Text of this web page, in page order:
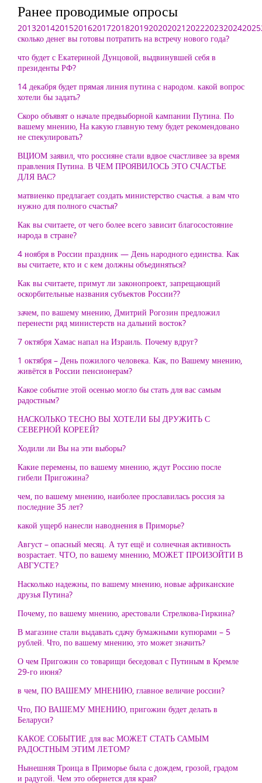
Ранее проводимые опросы
2013201420152016201720182019202020212022202320242025
сколько денег вы готовы потратить на встречу нового года?
что будет с Екатериной Дунцовой, выдвинувшей себя в
президенты РФ?
14 декабря будет прямая линия путина с народом. какой вопрос
хотели бы задать?
Скоро объявят о начале предвыборной кампании Путина. По
вашему мнению, На какую главную тему будет рекомендовано
не спекулировать?
ВЦИОМ заявил, что россияне стали вдвое счастливее за время
правления Путина. В ЧЕМ ПРОЯВИЛОСЬ ЭТО СЧАСТЬЕ
ДЛЯ ВАС?
матвиенко предлагает создать министерство счастья. а вам что
нужно для полного счастья?
Как вы считаете, от чего более всего зависит благосостояние
народа в стране?
4 ноября в России праздник — День народного единства. Как
вы считаете, кто и с кем должны объединяться?
Как вы считаете, примут ли законопроект, запрещающий
оскорбительные названия субъектов России??
зачем, по вашему мнению, Дмитрий Рогозин предложил
перенести ряд министерств на дальний восток?
7 октября Хамас напал на Израиль. Почему вдруг?
1 октября – День пожилого человека. Как, по Вашему мнению,
живётся в России пенсионерам?
Какое событие этой осенью могло бы стать для вас самым
радостным?
НАСКОЛЬКО ТЕСНО ВЫ ХОТЕЛИ БЫ ДРУЖИТЬ С
СЕВЕРНОЙ КОРЕЕЙ?
Ходили ли Вы на эти выборы?
Какие перемены, по вашему мнению, ждут Россию после
гибели Пригожина?
чем, по вашему мнению, наиболее прославилась россия за
последние 35 лет?
какой ущерб нанесли наводнения в Приморье?
Август – опасный месяц. А тут ещё и солнечная активность
возрастает. ЧТО, по вашему мнению, МОЖЕТ ПРОИЗОЙТИ В
АВГУСТЕ?
Насколько надежны, по вашему мнению, новые африканские
друзья Путина?
Почему, по вашему мнению, арестовали Стрелкова-Гиркина?
В магазине стали выдавать сдачу бумажными купюрами – 5
рублей. Что, по вашему мнению, это может значить?
О чем Пригожин со товарищи беседовал с Путиным в Кремле
29-го июня?
в чем, ПО ВАШЕМУ МНЕНИЮ, главное величие россии?
Что, ПО ВАШЕМУ МНЕНИЮ, пригожин будет делать в
Беларуси?
КАКОЕ СОБЫТИЕ для вас МОЖЕТ СТАТЬ САМЫМ
РАДОСТНЫМ ЭТИМ ЛЕТОМ?
Нынешняя Троица в Приморье была с дождем, грозой, градом
и радугой. Чем это обернется для края?